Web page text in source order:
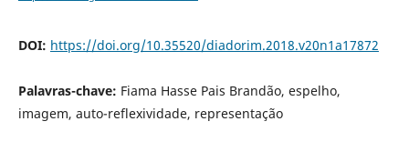
DOI: https://doi.org/10.35520/diadorim.2018.v20n1a17872
Palavras-chave: Fiama Hasse Pais Brandão, espelho,
imagem, auto-reflexividade, representação